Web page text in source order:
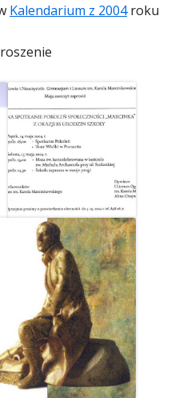
Kalendarium z 2004roku